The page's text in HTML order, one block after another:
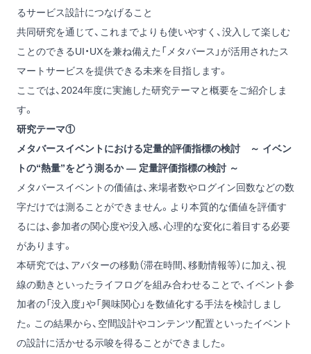
るサービス設計につなげること
共同研究を通じて、これまでよりも使いやすく、没入して楽しむ
ことのできるUI・UXを兼ね備えた「メタバース」が活用されたス
マートサービスを提供できる未来を目指します。
ここでは、2024年度に実施した研究テーマと概要をご紹介しま
す。
研究テーマ①
メタバースイベントにおける定量的評価指標の検討 ～ イベン
トの“熱量”をどう測るか ― 定量評価指標の検討 ～
メタバースイベントの価値は、来場者数やログイン回数などの数
字だけでは測ることができません。より本質的な価値を評価す
るには、参加者の関心度や没入感、心理的な変化に着目する必要
があります。
本研究では、アバターの移動（滞在時間、移動情報等）に加え、視
線の動きといったライフログを組み合わせることで、イベント参
加者の「没入度」や「興味関心」を数値化する手法を検討しまし
た。この結果から、空間設計やコンテンツ配置といったイベント
の設計に活かせる示唆を得ることができました。